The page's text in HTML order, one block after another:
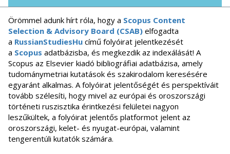
Örömmel adunk hírt róla, hogy a Scopus Content
Selection & Advisory Board (CSAB) elfogadta
a RussianStudiesHu című folyóirat jelentkezését
a Scopus adatbázisba, és megkezdik az indexálását! A
Scopus az Elsevier kiadó bibliográfiai adatbázisa, amely
tudománymetriai kutatások és szakirodalom keresésére
egyaránt alkalmas. A folyóirat jelentőségét és perspektíváit
tovább szélesíti, hogy mivel az európai és oroszországi
történeti ruszisztika érintkezési felületei nagyon
leszűkültek, a folyóirat jelentős platformot jelent az
oroszországi, kelet- és nyugat-európai, valamint
tengerentúli kutatók számára.